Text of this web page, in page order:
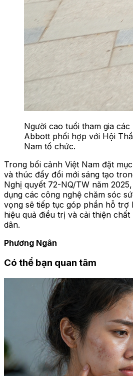
Người cao tuổi tham gia
Abbott phối hợp với Hội
Nam tổ chức.
Trong bối cảnh Việt Nam đặt
và thúc đẩy đổi mới sáng tạo
Nghị quyết 72-NQ/TW năm
dụng các công nghệ chăm sóc
vọng sẽ tiếp tục góp phần hỗ trợ
hiệu quả điều trị và cải thiện
dân.
Phương Ngân
Có thể bạn quan tâm